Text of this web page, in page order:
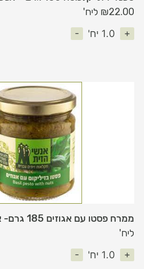
₪22.00
ליח'
-
1.0 יח' +
ממרח פסטו עם אגוזים 185 גרם- אנשי הזית
ליח'
-
1.0 יח' +